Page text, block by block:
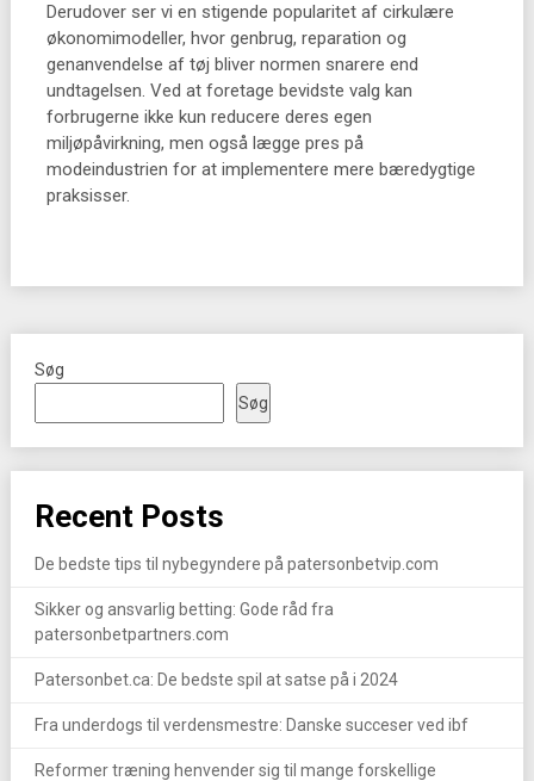
Derudover ser vi en stigende popularitet af cirkulære
økonomimodeller, hvor genbrug, reparation og
genanvendelse af tøj bliver normen snarere end
undtagelsen. Ved at foretage bevidste valg kan
forbrugerne ikke kun reducere deres egen
miljøpåvirkning, men også lægge pres på
modeindustrien for at implementere mere bæredygtige
praksisser.
Søg
Søg
Recent Posts
De bedste tips til nybegyndere på patersonbetvip.com
Sikker og ansvarlig betting: Gode råd fra
patersonbetpartners.com
Patersonbet.ca: De bedste spil at satse på i 2024
Fra underdogs til verdensmestre: Danske succeser ved ibf
Reformer træning henvender sig til mange forskellige